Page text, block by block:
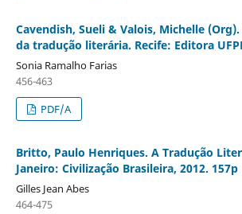
Cavendish, Sueli & Valois, Michelle
da tradução literária. Recife: Editora
Sonia Ramalho Farias
456-463
PDF/A
Britto, Paulo Henriques. A Tradução
Janeiro: Civilização Brasileira, 2012. 157p
Gilles Jean Abes
464-475